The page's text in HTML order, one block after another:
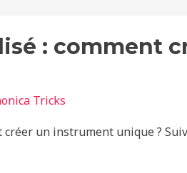
: comment
Tricks
un instrument unique ?